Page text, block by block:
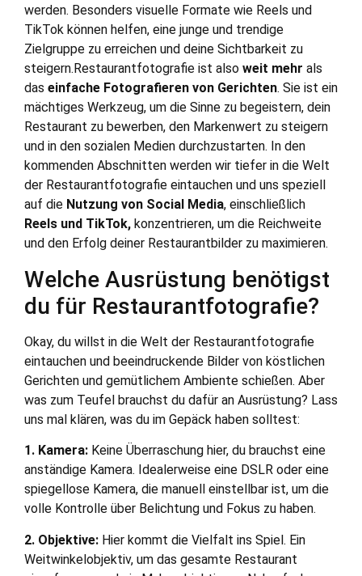
werden. Besonders visuelle Formate wie Reels und
TikTok können helfen, eine junge und trendige
Zielgruppe zu erreichen und deine Sichtbarkeit zu
steigern.Restaurantfotografie ist also weit mehr als
das einfache Fotografieren von Gerichten. Sie ist ein
mächtiges Werkzeug, um die Sinne zu begeistern, dein
Restaurant zu bewerben, den Markenwert zu steigern
und in den sozialen Medien durchzustarten. In den
kommenden Abschnitten werden wir tiefer in die Welt
der Restaurantfotografie eintauchen und uns speziell
auf die Nutzung von Social Media, einschließlich
Reels und TikTok, konzentrieren, um die Reichweite
und den Erfolg deiner Restaurantbilder zu maximieren.
Welche Ausrüstung benötigst
du für Restaurantfotografie?
Okay, du willst in die Welt der Restaurantfotografie
eintauchen und beeindruckende Bilder von köstlichen
Gerichten und gemütlichem Ambiente schießen. Aber
was zum Teufel brauchst du dafür an Ausrüstung? Lass
uns mal klären, was du im Gepäck haben solltest:
1. Kamera: Keine Überraschung hier, du brauchst eine
anständige Kamera. Idealerweise eine DSLR oder eine
spiegellose Kamera, die manuell einstellbar ist, um die
volle Kontrolle über Belichtung und Fokus zu haben.
2. Objektive: Hier kommt die Vielfalt ins Spiel. Ein
Weitwinkelobjektiv, um das gesamte Restaurant